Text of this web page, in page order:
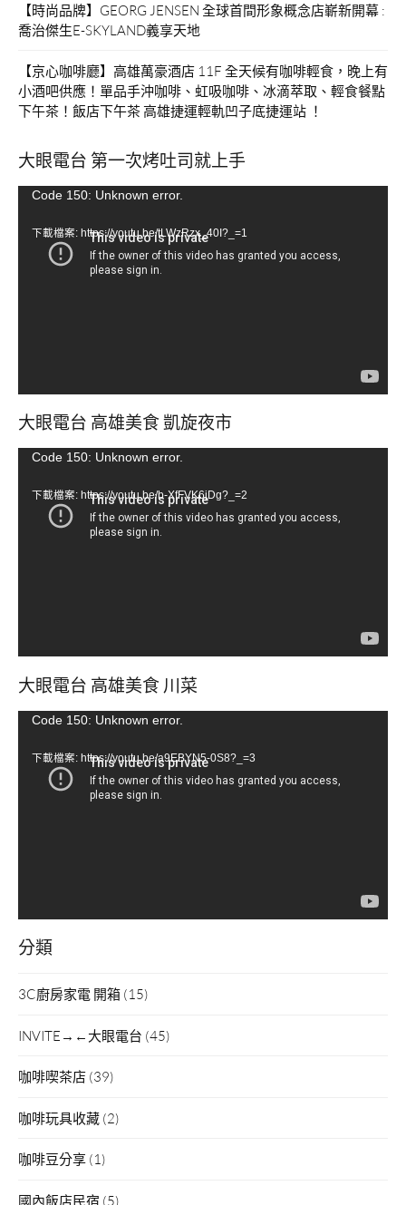
【時尚品牌】GEORG JENSEN 全球首間形象概念店嶄新開幕 :
喬治傑生E-SKYLAND義享天地
【京心咖啡廳】高雄萬豪酒店 11F 全天候有咖啡輕食，晚上有
小酒吧供應！單品手沖咖啡、虹吸咖啡、冰滴萃取、輕食餐點
下午茶！飯店下午茶 高雄捷運輕軌凹子底捷運站 ！
大眼電台 第一次烤吐司就上手
視Code 150: Unknown error.
下載檔案: https://youtu.be/tLWzRzx_40I?_=1
大眼電台 高雄美食 凱旋夜市
視Code 150: Unknown error.
下載檔案: https://youtu.be/b-XfFVK6jDg?_=2
大眼電台 高雄美食 川菜
視Code 150: Unknown error.
下載檔案: https://youtu.be/a9EBYN5-0S8?_=3
分類
3C廚房家電 開箱 (15)
INVITE→←大眼電台 (45)
咖啡喫茶店 (39)
咖啡玩具收藏 (2)
咖啡豆分享 (1)
國內飯店民宿 (5)